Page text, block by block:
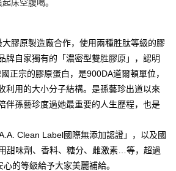
規定的時間內完成繳費。
依認證結果及本公司審查結果，核予每個人不同
服務)乃由恩沛科技股份有限公司(下稱 AFTEE )
取款項。因使用本服務所須提供之個人資料(包
圍內運用。關於 AFTEE 對於個人資料之蒐集、
網之『個人資料蒐集、處理及利用告知聲明』
）。
含以上)免运费
含以上)免运费
含以上)免运费
床空腹喝。
膠原製造廠合作，使用兩種胜肽等級的膠
牌自家獨有的「濃密型雙胜膠原」，認明
正宗的膠原蛋白，是900DA道爾頓單位，
利用的大小分子結構。是孫藝珍出道以來
伴孫藝珍度過她最重要的人生歷程，也是
Clean Label國際無添加認證」，以及國
甜味劑、香料、糖分、雌激素…等，超過
的等級給予大家美麗補給。